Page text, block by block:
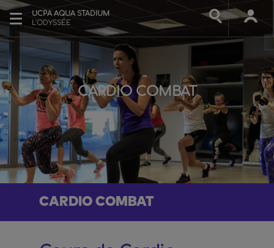
UCPA AQUA STADIUM
L'ODYSSÉE
CARDIO COMBAT
CARDIO COMBAT